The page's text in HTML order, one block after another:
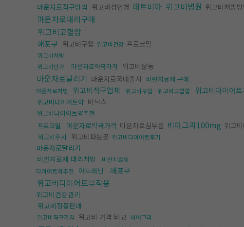
마운자로직구방법 위고비성인병 레트비아 위고비병원 위고비처방방
마운자로대리구매
위고비고혈압
해포쿠 위고비구입 위고비건강 프로코밀
위고비처방
위고비단가
마운자로약국가격 위고비운동
마운자로달리기 마운자로국내출시 비만치료제 구매
마운자로처방 위고비직구업체 위고비구입 위고비고혈압 위고비다이어트
위고비다이어트약 비닉스
위고비다이어트약추천
프로코밀
마운자로약국가격 마운자로심부름 비아그라100mg 위고
위고비주사 위고비파는곳 위고비다이어트후기
마운자로달리기
비만치료제 대리처방
비만치료제
다이어트약추천
아드레닌 해포쿠
위고비다이어트부작용
위고비건강관리
위고비정품판매
위고비직구가격 위고비 가격 비교 비아그라